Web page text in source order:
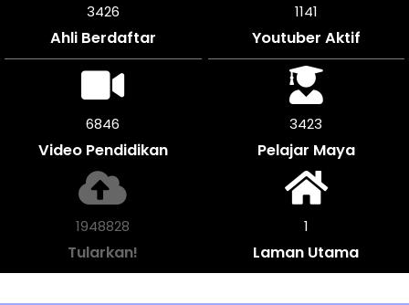
3786
Ahli Berdaftar
1261
Youtuber Aktif
7566
Video Pendidikan
3783
Pelajar Maya
2153788
Tularkan!
1
Laman Utama